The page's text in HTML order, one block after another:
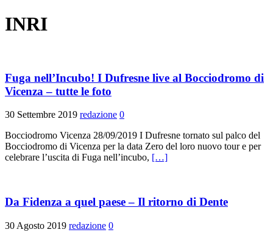
INRI
Fuga nell’Incubo! I Dufresne live al Bocciodromo di
Vicenza – tutte le foto
30 Settembre 2019 redazione 0
Bocciodromo Vicenza 28/09/2019 I Dufresne tornato sul palco del
Bocciodromo di Vicenza per la data Zero del loro nuovo tour e per
celebrare l’uscita di Fuga nell’incubo, […]
Da Fidenza a quel paese – Il ritorno di Dente
30 Agosto 2019 redazione 0